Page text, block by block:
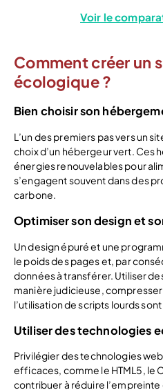
Voir le
Comment créer un
écologique ?
Bien choisir son
L’un des premiers pas vers un
choix d’un hébergeur vert. Ces
énergies renouvelables pour
s’engagent souvent dans des
carbone.
Optimiser son design et
Un design épuré et une
le poids des pages et, par
données à transférer. Utiliser
manière judicieuse,
l’utilisation de scripts lourds
Utiliser des technologies
Privilégier des technologies
efficaces, comme le HTML5, le
contribuer à réduire l’empreinte